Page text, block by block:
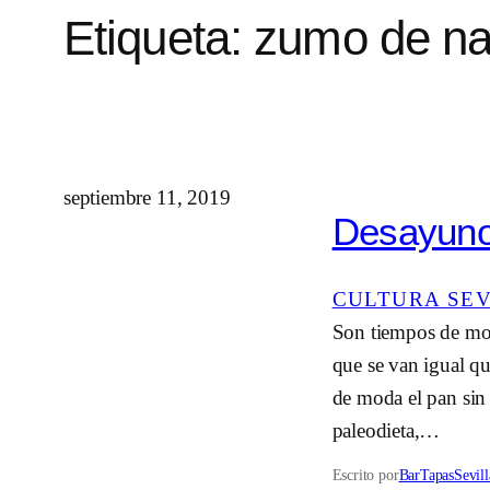
Etiqueta: zumo de
septiembre 11, 2019
CULTURA
Son tiempos de
que se van igual
de moda el pan
paleodieta,…
Escrito por